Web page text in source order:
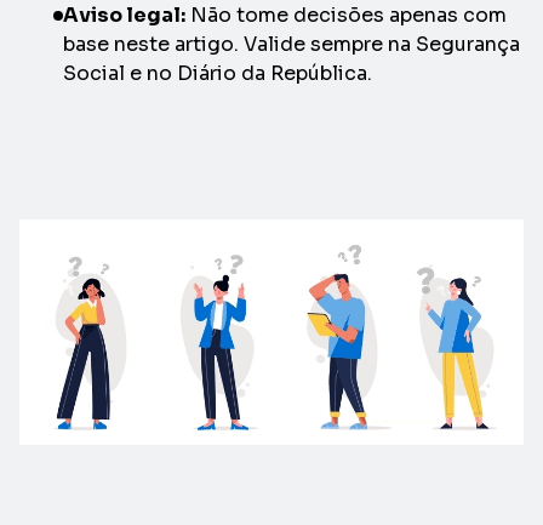
Aviso legal: Não tome decisões apenas com
base neste artigo. Valide sempre na Segurança
Social e no Diário da República.